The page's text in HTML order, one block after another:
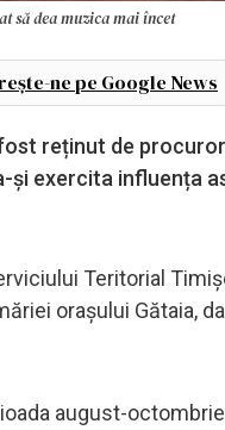
să dea muzica mai încet
ne pe Google News
reținut de
și exercita influența
Teritorial
orașului Gătaia,
august-